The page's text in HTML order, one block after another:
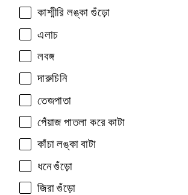
কাশ্মীরি লঙ্কা গুঁড়ো
এলাচ
লবঙ্গ
দারুচিনি
তেজপাতা
পেঁয়াজপাতলা করে কাটা
কাঁচা লঙ্কা বাটা
ধনেগুঁড়ো
জিরা গুঁড়ো